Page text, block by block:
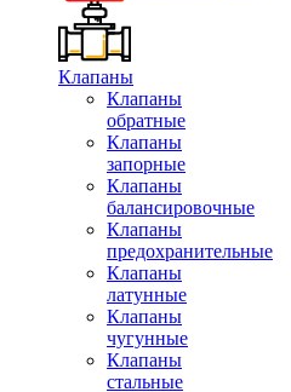
Клапаны
Клапаны
обратные
Клапаны
запорные
Клапаны
балансировочные
Клапаны
предохранительные
Клапаны
латунные
Клапаны
чугунные
Клапаны
стальные